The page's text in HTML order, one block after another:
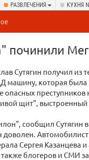
РАЗВЛЕЧЕНИЯ КУХНЯ
починили
Сутягин получил из
машину, которая
щит",
сообщил
Сергея Казанцева
блогеров и СМИ